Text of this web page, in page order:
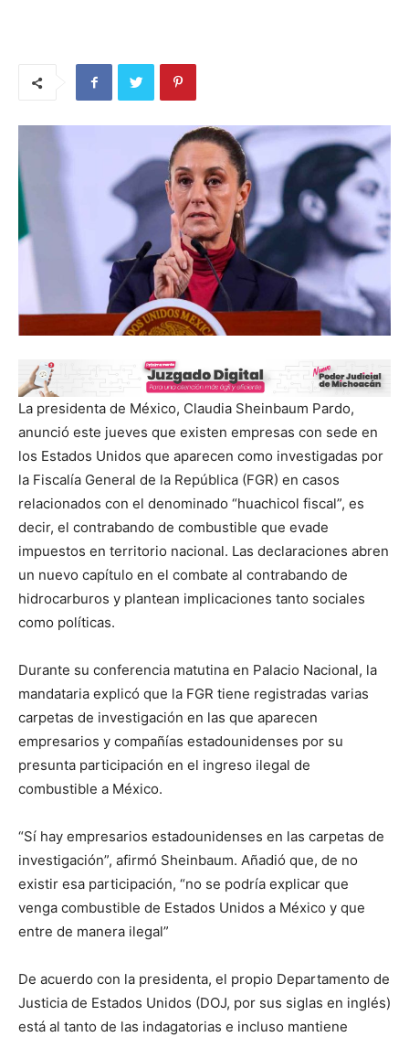
La presidenta de México, Claudia Sheinbaum Pardo,
anunció este jueves que existen empresas con sede en
los Estados Unidos que aparecen como investigadas por
la Fiscalía General de la República (FGR) en casos
relacionados con el denominado “huachicol fiscal”, es
decir, el contrabando de combustible que evade
impuestos en territorio nacional. Las declaraciones abren
un nuevo capítulo en el combate al contrabando de
hidrocarburos y plantean implicaciones tanto sociales
como políticas.
Durante su conferencia matutina en Palacio Nacional, la
mandataria explicó que la FGR tiene registradas varias
carpetas de investigación en las que aparecen
empresarios y compañías estadounidenses por su
presunta participación en el ingreso ilegal de
combustible a México.
“Sí hay empresarios estadounidenses en las carpetas de
investigación”, afirmó Sheinbaum. Añadió que, de no
existir esa participación, “no se podría explicar que
venga combustible de Estados Unidos a México y que
entre de manera ilegal”
De acuerdo con la presidenta, el propio Departamento de
Justicia de Estados Unidos (DOJ, por sus siglas en inglés)
está al tanto de las indagatorias e incluso mantiene